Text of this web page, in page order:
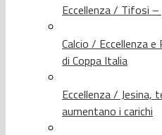
Eccellenza / Tifosi
Calcio / Eccellenza
di Coppa Italia
Eccellenza / Jesina,
aumentano i carichi